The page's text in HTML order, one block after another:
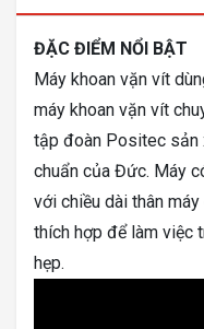
ĐẶC ĐIỂM NỔI BẬT
Máy khoan vặn vít
máy khoan vặn vít
tập đoàn Positec sản
chuẩn của Đức. Máy
với chiều dài thân
thích hợp để làm việc
hẹp.